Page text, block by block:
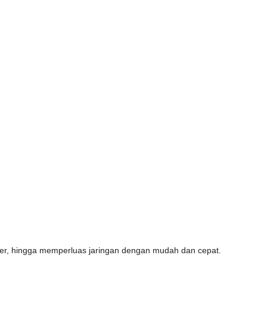
hingga memperluas jaringan dengan mudah dan cepat.